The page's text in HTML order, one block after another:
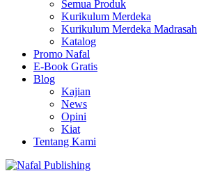
Semua Produk
Kurikulum Merdeka
Kurikulum Merdeka Madrasah
Katalog
Promo Nafal
E-Book Gratis
Blog
Kajian
News
Opini
Kiat
Tentang Kami